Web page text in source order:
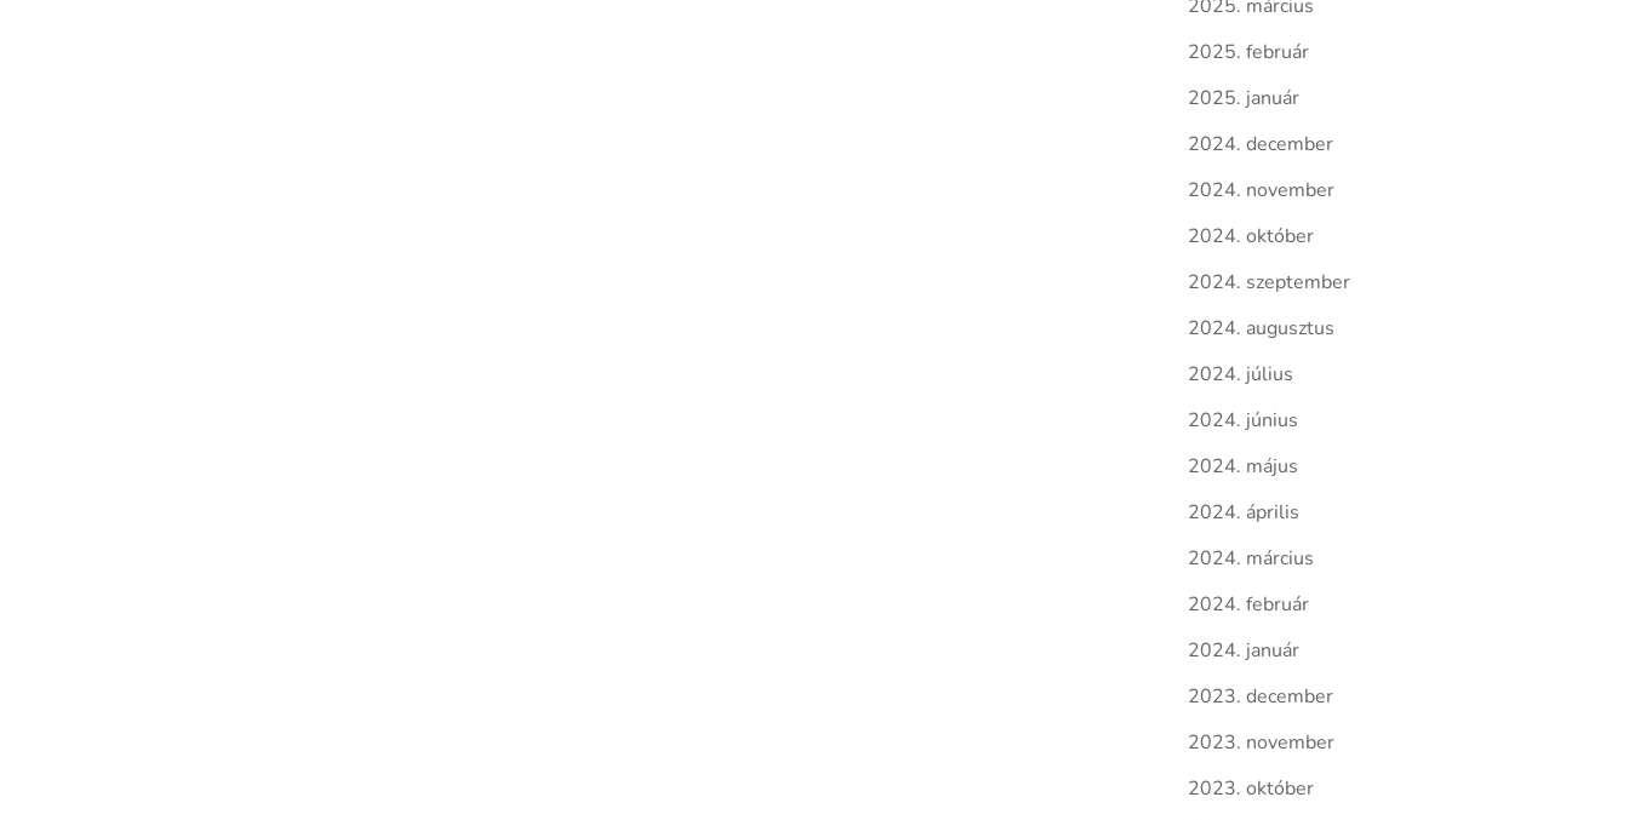
2025. március
2025. február
2025. január
2024. december
2024. november
2024. október
2024. szeptember
2024. augusztus
2024. július
2024. június
2024. május
2024. április
2024. március
2024. február
2024. január
2023. december
2023. november
2023. október